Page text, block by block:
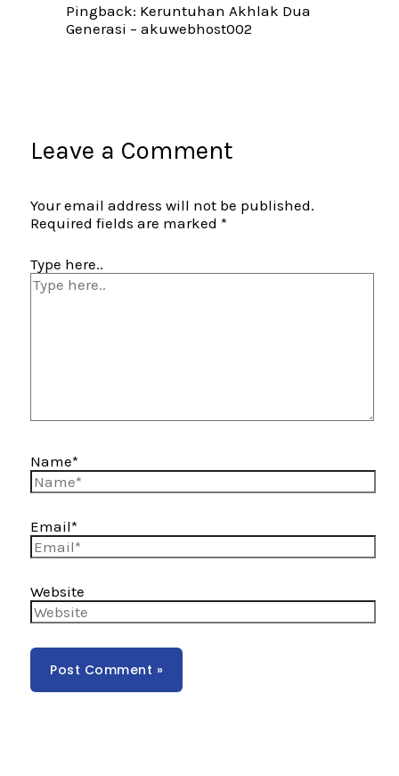
Pingback: Keruntuhan Akhlak Dua
Generasi – akuwebhost002
Leave a Comment
Your email address will not be published.
Required fields are marked*
Type here..
Name*
Email*
Website